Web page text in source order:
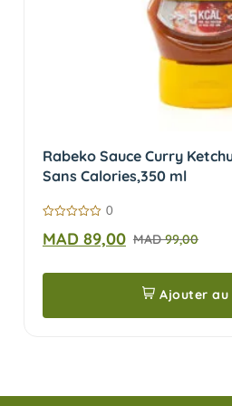
Rabeko Sauce Curry
Sans Calories,350 ml
sur
5
0
MAD99,00
MAD89,00
Ajouter au